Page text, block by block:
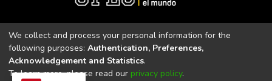
Universidad Politécnica Estatal del Carchi
We collect and process your personal information for the
following purposes: Authentication, Preferences,
Acknowledgement and Statistics.
To learn more, please read our privacy policy.